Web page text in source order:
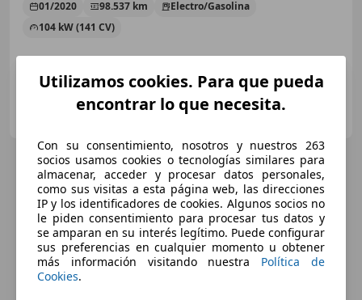
01/2020 98.537 km
Electro/Gasolina
104 kW (141 CV)
FLEXICAR ASTURIAS.
Utilizamos cookies. Para que pueda
encontrar lo que necesita.
Con su consentimiento, nosotros y nuestros 263
socios usamos cookies o tecnologías similares para
almacenar, acceder y procesar datos personales,
como sus visitas a esta página web, las direcciones
IP y los identificadores de cookies. Algunos socios no
le piden consentimiento para procesar tus datos y
se amparan en su interés legítimo. Puede configurar
sus preferencias en cualquier momento u obtener
más información visitando nuestra Política de
Cookies.